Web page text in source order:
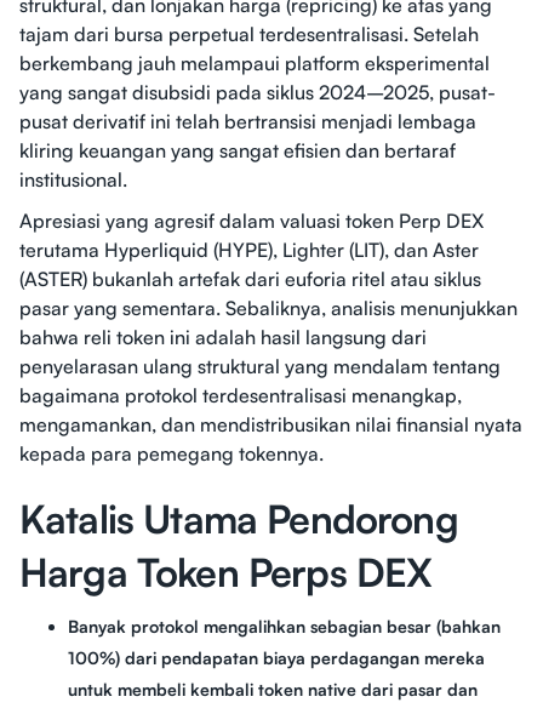
struktural, dan lonjakan harga (repricing) ke atas yang
tajam dari bursa perpetual terdesentralisasi. Setelah
berkembang jauh melampaui platform eksperimental
yang sangat disubsidi pada siklus 2024–2025, pusat-
pusat derivatif ini telah bertransisi menjadi lembaga
kliring keuangan yang sangat efisien dan bertaraf
institusional.
Apresiasi yang agresif dalam valuasi token Perp DEX
terutama Hyperliquid (HYPE), Lighter (LIT), dan Aster
(ASTER) bukanlah artefak dari euforia ritel atau siklus
pasar yang sementara. Sebaliknya, analisis menunjukkan
bahwa reli token ini adalah hasil langsung dari
penyelarasan ulang struktural yang mendalam tentang
bagaimana protokol terdesentralisasi menangkap,
mengamankan, dan mendistribusikan nilai finansial nyata
kepada para pemegang tokennya.
Katalis Utama Pendorong
Harga Token Perps DEX
Banyak protokol mengalihkan sebagian besar (bahkan
100%) dari pendapatan biaya perdagangan mereka
untuk membeli kembali token native dari pasar dan